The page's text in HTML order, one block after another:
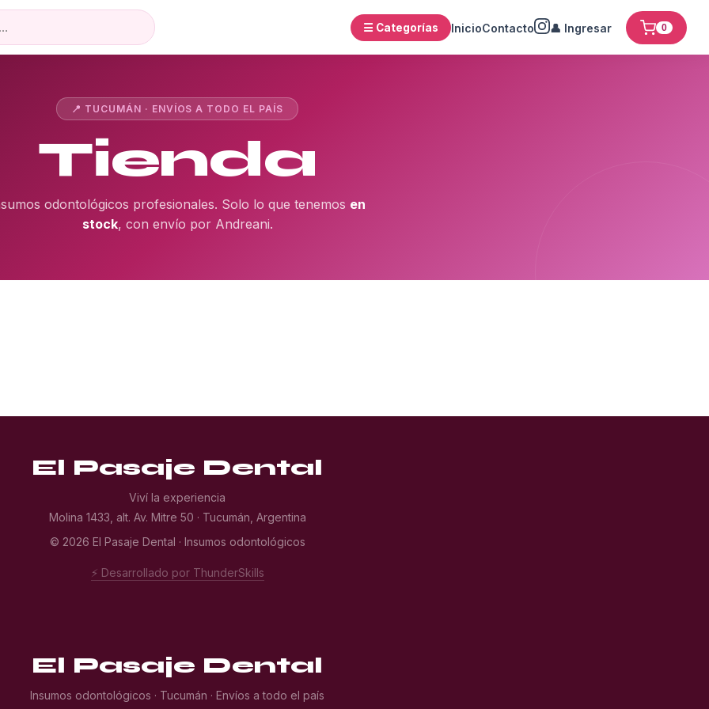
☰ Categorías InicioContacto 👤 Ingresar 0
📍 TUCUMÁN · ENVÍOS A TODO EL PAÍS
Tienda
odontológicos profesionales. Solo lo que tenemos en
stock, con envío por Andreani.
El Pasaje Dental
Viví la experiencia
Molina 1433, alt. Av. Mitre 50 · Tucumán, Argentina
© 2026 El Pasaje Dental · Insumos odontológicos
⚡ Desarrollado por ThunderSkills
El Pasaje Dental
Insumos odontológicos · Tucumán · Envíos a todo el país